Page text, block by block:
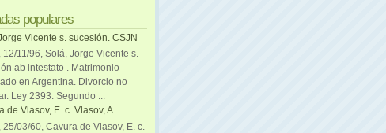
populares
Vicente s. sucesión. CSJN
12/11/96, Solá, Jorge Vicente s.
ab intestato . Matrimonio
en Argentina. Divorcio no
Ley 2393. Segundo ...
de Vlasov, E. c. Vlasov, A.
25/03/60, Cavura de Vlasov, E. c.